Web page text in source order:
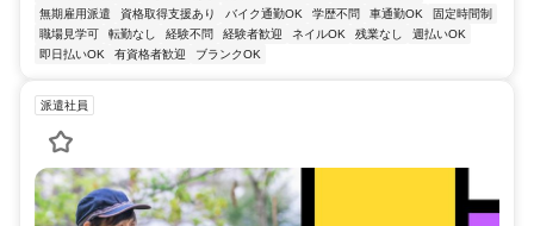
無期雇用派遣
資格取得支援あり バイク通勤OK 学歴不問 車通勤OK
固定時間制
職場見学可
転勤なし 経験不問 経験者歓迎 ネイルOK 残業なし
週払いOK
即日払いOK
有資格者歓迎 ブランクOK
派遣社員